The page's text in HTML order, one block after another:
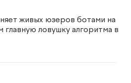
живых юзеров ботами на
главную ловушку алгоритма в